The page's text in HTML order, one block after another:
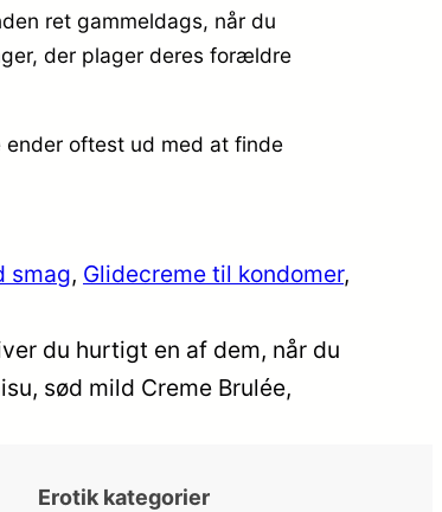
ret gammeldags, når du
der plager deres forældre
ender oftest ud med at finde
smag, Glidecreme til kondomer
du hurtigt en af dem, når du
sød mild Creme Brulée,
Erotik kategorier